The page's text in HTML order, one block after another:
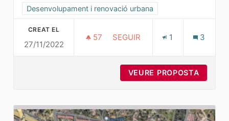
Resultats al filtrar per la categoria: Desenvolupament i
Desenvolupament i renovació urbana
CREAT EL
27/11/2022
57 57 SEGUIDORES
SEGUIR 1 3
VEURE PROPOSTA